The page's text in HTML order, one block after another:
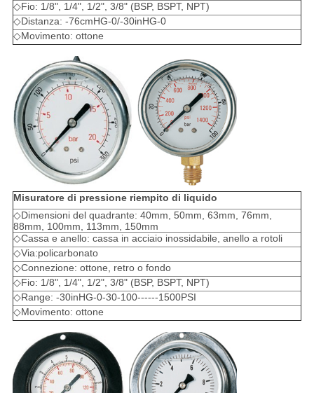
◇Fio: 1/8", 1/4", 1/2", 3/8" (BSP, BSPT, NPT)
◇Distanza: -76cmHG-0/-30inHG-0
◇Movimento: ottone
Misuratore di pressione riempito di liquido
◇Dimensioni del quadrante: 40mm, 50mm, 63mm, 76mm,
88mm, 100mm, 113mm, 150mm
◇Cassa e anello: cassa in acciaio inossidabile, anello a rotoli
◇Via:policarbonato
◇Connezione: ottone, retro o fondo
◇Fio: 1/8", 1/4", 1/2", 3/8" (BSP, BSPT, NPT)
◇Range: -30inHG-0-30-100------1500PSI
◇Movimento: ottone